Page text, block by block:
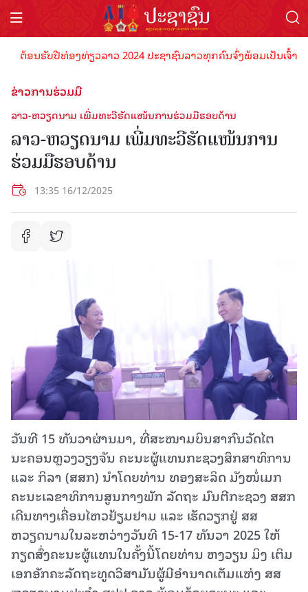
ອນຮັບປີທ່ອງທ່ຽວລາວ 2024 ປະຊາຊົນລາວທຸກຄົນຈົ່ງພ້ອມເປັນເຈົ້າພາ
ຂ່າວການຮ່ວມມື
ລາວ-ຫວຽດນາມ ເພີ່ມທະວີຮັດແໜ້ນການຮ່ວມມືຮອບດ້ານ
ລາວ-ຫວຽດນາມ ເພີ່ມທະວີຮັດແໜ້ນການ
ຮ່ວມມືຮອບດ້ານ
13:35 16/12/2025
ວັນທີ 15 ທັນວາຜ່ານມາ, ທີ່ສະໜາມບິນສາກົນວັດໄຕ
ນະຄອນຫຼວງວຽງຈັນ ຄະນະຜູ້ແທນກະຊວງສຶກສາທິການ
ແລະ ກິລາ (ສສກ) ນຳໂດຍທ່ານ ທອງສະລິດ ມັງໜໍ່ເມກ
ຄະນະເລຂາທິການສູນກາງພັກ ລັດຖະ ມົນຕີກະຊວງ ສສກ
ເດີນທາງເຄື່ອນໄຫວຢ້ຽມຢາມ ແລະ ເຮັດວຽກຢູ່ ສສ
ຫວຽດນາມໃນລະຫວ່າງວັນທີ 15-17 ທັນວາ 2025 ໃຫ້
ກຽດສົ່ງຄະນະຜູ້ແທນໃນຄັ້ງນີ້ໂດຍທ່ານ ຫງວຽນ ມິງ ເຕິມ
ເອກອັກຄະລັດຖະທູດວິສາມັນຜູ້ມີອຳນາດເຕັມແຫ່ງ ສສ